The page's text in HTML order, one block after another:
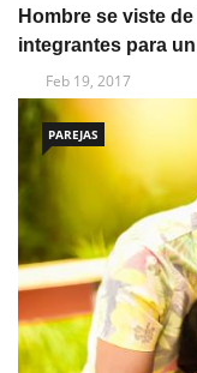
Hombre se viste
integrantes para
Feb 19, 2017
PAREJAS